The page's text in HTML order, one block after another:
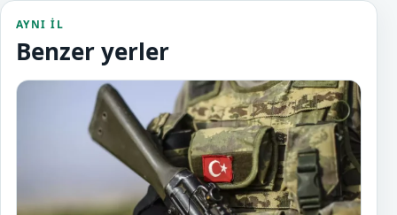
AYNI IL
Benzer yerler
Ağın